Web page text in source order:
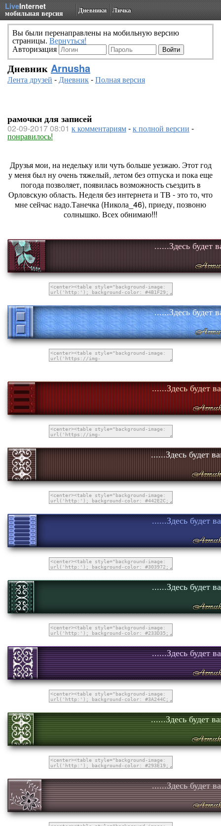
LiveInternet
мобильная версия Дневники Личка
Вы были перенаправлены на мобильную версию
страницы. Вернуться!
Авторизация
Дневник Arnusha
Лента друзей -Дневник-Полная версия
рамочки для записей
02-09-2017 08:01 к комментариям-к полной версии -
понравилось!
Друзья мои, на недельку или чуть больше уезжаю. Этот год
у меня был ну очень тяжелый, летом без отпуска и пока еще
погода позволяет, появилась возможность съездить в
Орловскую область. Неделя без интернета и ТВ - это то, что
мне сейчас надо.Танечка (Никола_46), приеду, позвоню
солнышко. Всех обнимаю!!!
......Здесь будет
......Здесь будет
......Здесь будет
......Здесь будет
......Здесь будет
......Здесь будет
......Здесь будет
......Здесь будет
......Здесь будет